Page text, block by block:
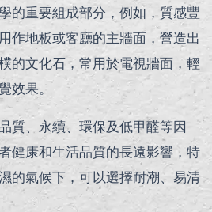
的重要組成部分，例如，質感豐
作地板或客廳的主牆面，營造出
的文化石，常用於電視牆面，輕
效果。
質、永續、環保及低甲醛等因
健康和生活品質的長遠影響，特
的氣候下，可以選擇耐潮、易清